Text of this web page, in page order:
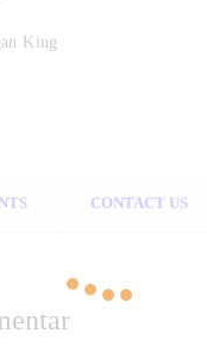
King
CONTACT US